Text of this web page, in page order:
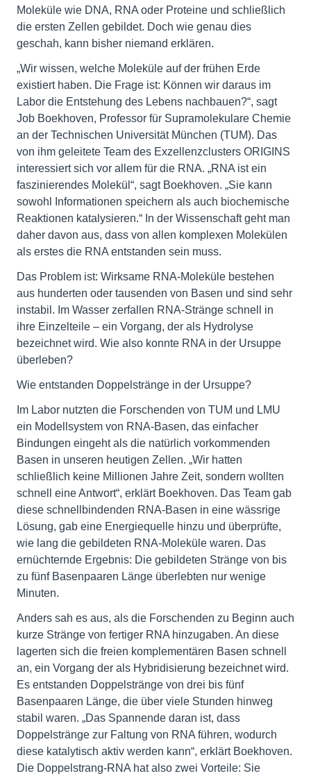
Moleküle wie DNA, RNA oder Proteine und schließlich
die ersten Zellen gebildet. Doch wie genau dies
geschah, kann bisher niemand erklären.
„Wir wissen, welche Moleküle auf der frühen Erde
existiert haben. Die Frage ist: Können wir daraus im
Labor die Entstehung des Lebens nachbauen?“, sagt
Job Boekhoven, Professor für Supramolekulare Chemie
an der Technischen Universität München (TUM). Das
von ihm geleitete Team des Exzellenzclusters ORIGINS
interessiert sich vor allem für die RNA. „RNA ist ein
faszinierendes Molekül“, sagt Boekhoven. „Sie kann
sowohl Informationen speichern als auch biochemische
Reaktionen katalysieren.“ In der Wissenschaft geht man
daher davon aus, dass von allen komplexen Molekülen
als erstes die RNA entstanden sein muss.
Das Problem ist: Wirksame RNA-Moleküle bestehen
aus hunderten oder tausenden von Basen und sind sehr
instabil. Im Wasser zerfallen RNA-Stränge schnell in
ihre Einzelteile – ein Vorgang, der als Hydrolyse
bezeichnet wird. Wie also konnte RNA in der Ursuppe
überleben?
Wie entstanden Doppelstränge in der Ursuppe?
Im Labor nutzten die Forschenden von TUM und LMU
ein Modellsystem von RNA-Basen, das einfacher
Bindungen eingeht als die natürlich vorkommenden
Basen in unseren heutigen Zellen. „Wir hatten
schließlich keine Millionen Jahre Zeit, sondern wollten
schnell eine Antwort“, erklärt Boekhoven. Das Team gab
diese schnellbindenden RNA-Basen in eine wässrige
Lösung, gab eine Energiequelle hinzu und überprüfte,
wie lang die gebildeten RNA-Moleküle waren. Das
ernüchternde Ergebnis: Die gebildeten Stränge von bis
zu fünf Basenpaaren Länge überlebten nur wenige
Minuten.
Anders sah es aus, als die Forschenden zu Beginn auch
kurze Stränge von fertiger RNA hinzugaben. An diese
lagerten sich die freien komplementären Basen schnell
an, ein Vorgang der als Hybridisierung bezeichnet wird.
Es entstanden Doppelstränge von drei bis fünf
Basenpaaren Länge, die über viele Stunden hinweg
stabil waren. „Das Spannende daran ist, dass
Doppelstränge zur Faltung von RNA führen, wodurch
diese katalytisch aktiv werden kann“, erklärt Boekhoven.
Die Doppelstrang-RNA hat also zwei Vorteile: Sie